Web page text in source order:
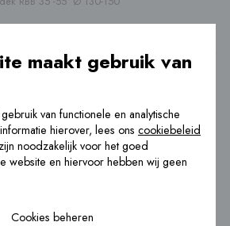
maakt gebruik van
van functionele en analytische
hierover, lees ons cookiebeleid
noodzakelijk voor het goed
website en hiervoor hebben wij geen
Cookies beheren